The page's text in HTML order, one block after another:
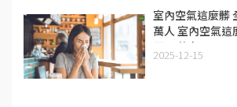
室內空氣這麼髒
萬人 室內空氣這
死10萬人
2025-12-15